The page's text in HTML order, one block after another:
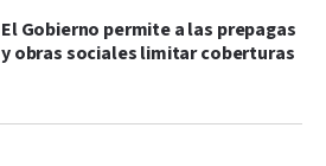
El Gobierno permite a las prepagas
y obras sociales limitar coberturas